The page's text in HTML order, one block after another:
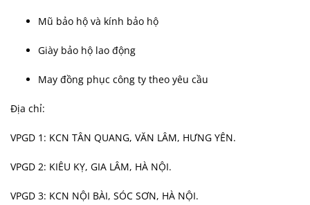
Mũ bảo hộ và kính bảo hộ
Giày bảo hộ lao động
May đồng phục công ty theo yêu cầu
Địa chỉ:
VPGD 1: KCN TÂN QUANG, VĂN LÂM, HƯNG YÊN.
VPGD 2: KIÊU KỴ, GIA LÂM, HÀ NỘI.
VPGD 3: KCN NỘI BÀI, SÓC SƠN, HÀ NỘI.